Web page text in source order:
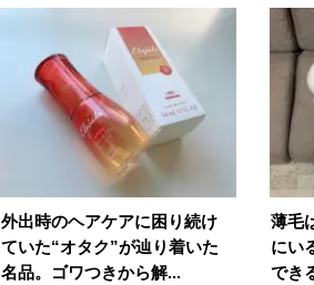
外出時のヘアケアに困り続け
ていた“オタク”が辿り着いた
名品。ゴワつきから解...
薄毛
にい
でき